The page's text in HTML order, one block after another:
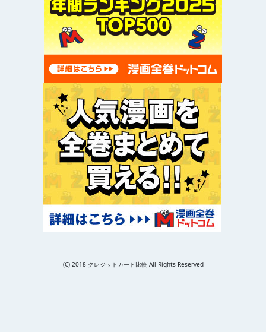
(C) 2018 クレジットカード比較 All Rights Reserved